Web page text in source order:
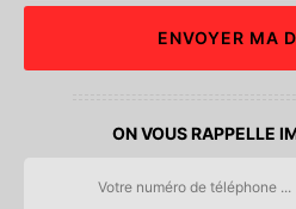
ON VOUS RAPPELLE